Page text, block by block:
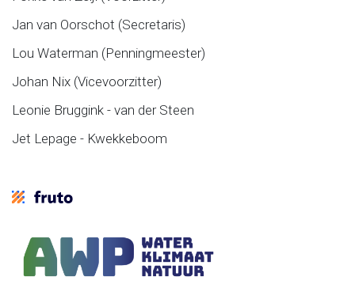
Jan van Oorschot (Secretaris)
Lou Waterman (Penningmeester)
Johan Nix (Vicevoorzitter)
Leonie Bruggink - van der Steen
Jet Lepage - Kwekkeboom